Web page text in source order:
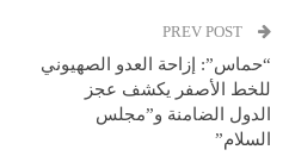
“حماس”: إزاحة العدو الصهيوني
للخط الأصفر يكشف عجز
الدول الضامنة و”مجلس
السلام”